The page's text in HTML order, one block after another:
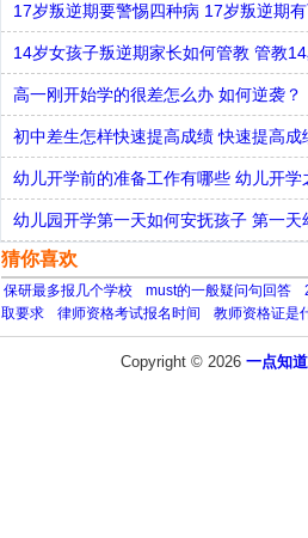
17岁叛逆期要警惕四种病 17岁叛逆期
14岁女孩子叛逆期家长如何管教 管教
高一刚开始学的很差怎么办 如何逆袭？
初中差生怎样快速提高成绩 快速提高成
幼儿开学前的准备工作有哪些 幼儿开
幼儿园开学第一天如何安抚孩子 第一
猜你喜欢
保研最多报几个学校 must的一般疑问句回答
取要求
律师资格考试报名时间 教师资格证是
Copyright © 2026 一点知道